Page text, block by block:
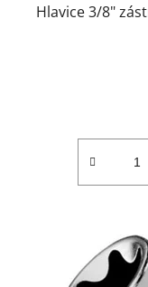
Hlavice 3/8"